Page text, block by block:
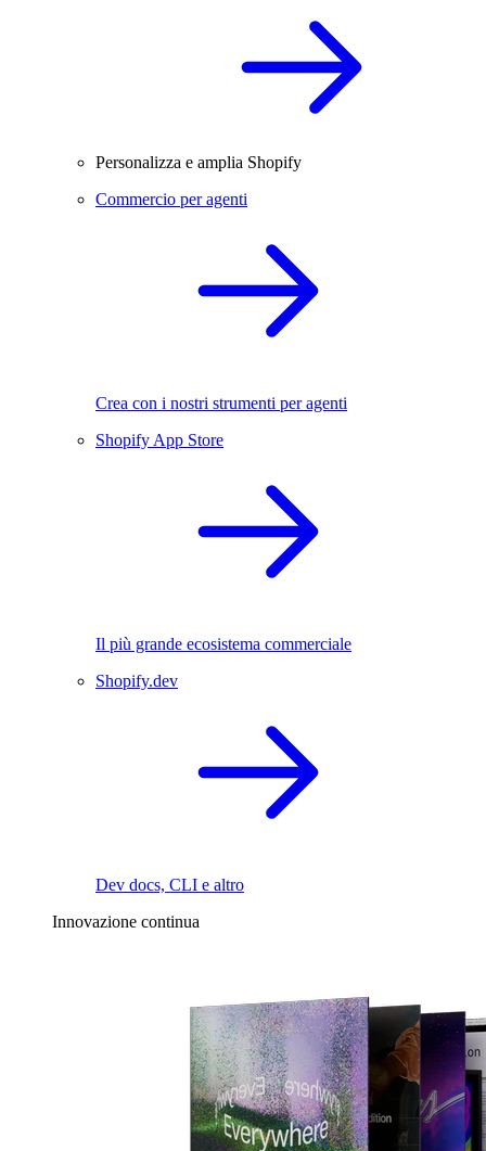
Personalizza e amplia Shopify
Commercio per agenti
Crea con i nostri strumenti per agenti
Shopify App Store
Il più grande ecosistema commerciale
Shopify.dev
Dev docs, CLI e altro
Innovazione continua